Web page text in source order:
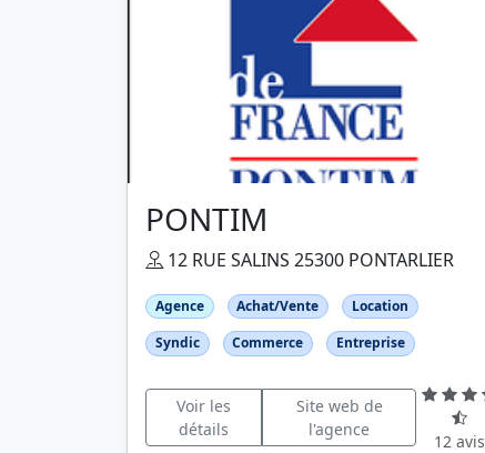
PONTIM
12 RUE SALINS 25300 PONTARLIER
Agence Achat/Vente
Location
Syndic
Commerce Entreprise
Voir les
détails
Site web de
l'agence
12 avis